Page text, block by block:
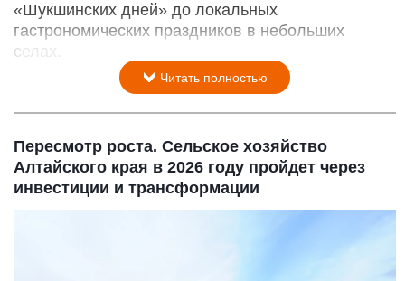
«Шукшинских дней» до локальных
гастрономических праздников в небольших
селах.
Читать полностью
Пересмотр роста. Сельское хозяйство
Алтайского края в 2026 году пройдет через
инвестиции и трансформации